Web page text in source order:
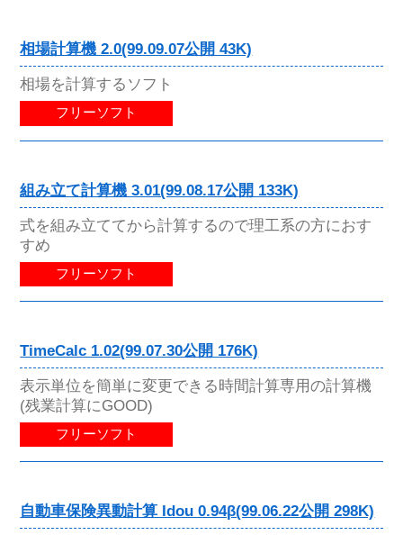
相場計算機 2.0(99.09.07公開 43K)
相場を計算するソフト
フリーソフト
組み立て計算機 3.01(99.08.17公開 133K)
式を組み立ててから計算するので理工系の方におす
すめ
フリーソフト
TimeCalc 1.02(99.07.30公開 176K)
表示単位を簡単に変更できる時間計算専用の計算機
(残業計算にGOOD)
フリーソフト
自動車保険異動計算 Idou 0.94β(99.06.22公開 298K)